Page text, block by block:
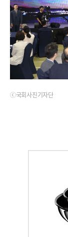
ⓒ국회사진기자단